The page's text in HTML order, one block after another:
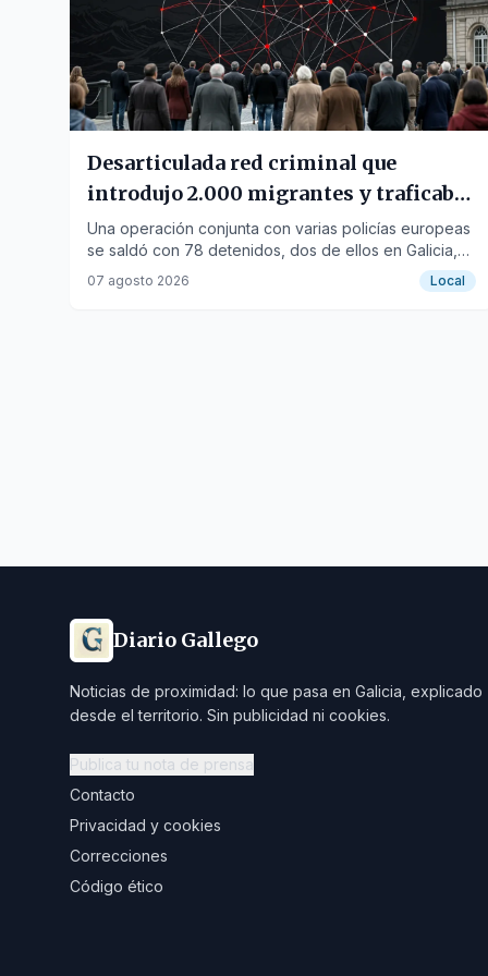
Desarticulada red criminal que
introdujo 2.000 migrantes y traficaba
con drogas
Una operación conjunta con varias policías europeas
se saldó con 78 detenidos, dos de ellos en Galicia,
implicados en tráfico de personas y estupefacientes.
07 agosto 2026 Local
Diario Gallego
Noticias de proximidad: lo que pasa en Galicia, explicado
desde el territorio. Sin publicidad ni cookies.
Publica tu nota de prensa
Contacto
Privacidad y cookies
Correcciones
Código ético